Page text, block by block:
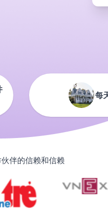
每
伴的信赖和信赖